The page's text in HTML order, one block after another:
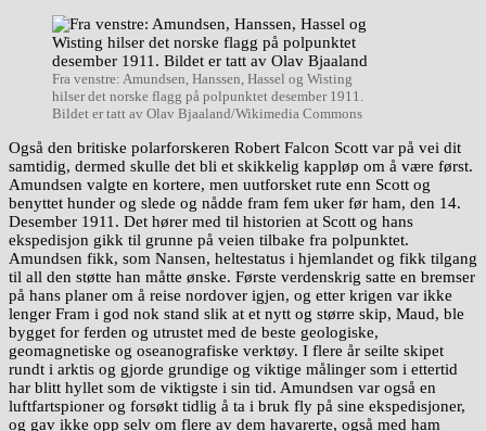
Fra venstre: Amundsen, Hanssen, Hassel og Wisting
hilser det norske flagg på polpunktet desember 1911.
Bildet er tatt av Olav Bjaaland/Wikimedia Commons
Også den britiske polarforskeren Robert Falcon Scott var på vei dit
samtidig, dermed skulle det bli et skikkelig kappløp om å være først.
Amundsen valgte en kortere, men uutforsket rute enn Scott og
benyttet hunder og slede og nådde fram fem uker før ham, den 14.
Desember 1911. Det hører med til historien at Scott og hans
ekspedisjon gikk til grunne på veien tilbake fra polpunktet.
Amundsen fikk, som Nansen, heltestatus i hjemlandet og fikk tilgang
til all den støtte han måtte ønske. Første verdenskrig satte en bremser
på hans planer om å reise nordover igjen, og etter krigen var ikke
lenger Fram i god nok stand slik at et nytt og større skip, Maud, ble
bygget for ferden og utrustet med de beste geologiske,
geomagnetiske og oseanografiske verktøy. I flere år seilte skipet
rundt i arktis og gjorde grundige og viktige målinger som i ettertid
har blitt hyllet som de viktigste i sin tid. Amundsen var også en
luftfartspioner og forsøkt tidlig å ta i bruk fly på sine ekspedisjoner,
og gav ikke opp selv om flere av dem havarerte, også med ham